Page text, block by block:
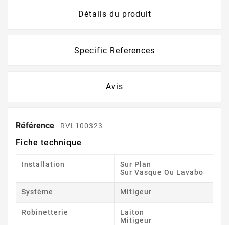
Détails du produit
Specific References
Avis
Référence RVL100323
Fiche technique
Installation
Sur Plan
Sur Vasque Ou Lavabo
Système Mitigeur
Robinetterie
Laiton
Mitigeur